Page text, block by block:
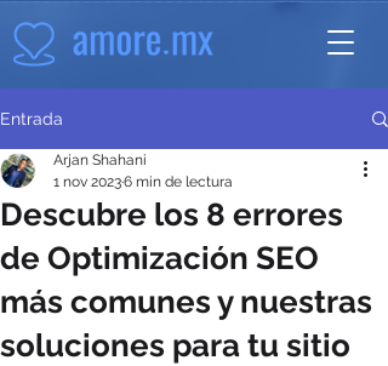
Entrada
Descubre los 8 errores
de Optimización SEO
más comunes y nuestras
soluciones para tu sitio
Arjan Shahani
1 nov 20236 min de lectura